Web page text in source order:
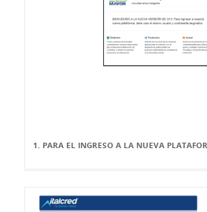
1. PARA EL INGRESO A LA NUEVA